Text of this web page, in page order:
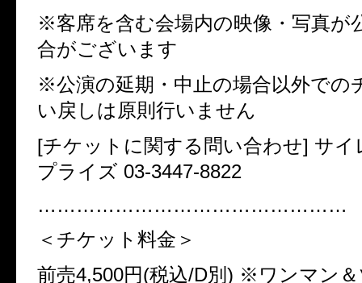
※客席を含む会場内の映像・写真が
合がございます
※公演の延期・中止の場合以外での
い戻しは原則行いません
[チケットに関する問い合わせ] サイ
プライズ 03-3447-8822
…………………………………………
＜チケット料金＞
前売4,500円(税込/D別) ※ワンマン